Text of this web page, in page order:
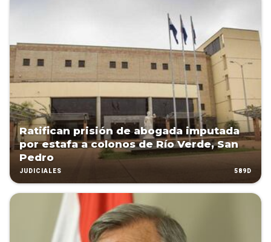
Ratifican prisión de abogada imputada
por estafa a colonos de Río Verde, San
Pedro
JUDICIALES 589D